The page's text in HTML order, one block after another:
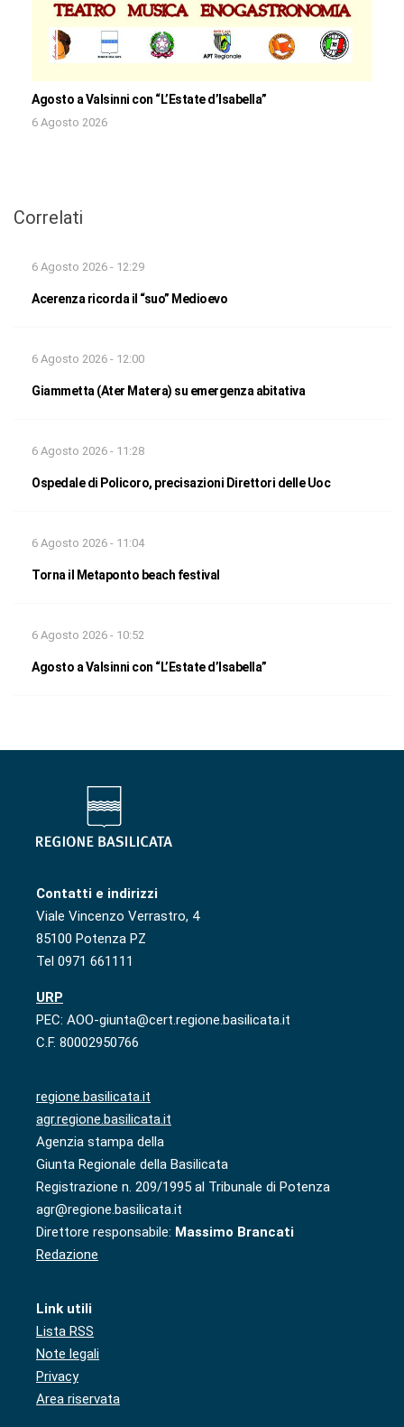
Agosto a Valsinni con “L’Estate d’Isabella”
6 Agosto 2026
Correlati
6 Agosto 2026 - 12:29
Acerenza ricorda il “suo” Medioevo
6 Agosto 2026 - 12:00
Giammetta (Ater Matera) su emergenza abitativa
6 Agosto 2026 - 11:28
Ospedale di Policoro, precisazioni Direttori delle Uoc
6 Agosto 2026 - 11:04
Torna il Metaponto beach festival
6 Agosto 2026 - 10:52
Agosto a Valsinni con “L’Estate d’Isabella”
Contatti e indirizzi
Viale Vincenzo Verrastro, 4
85100 Potenza PZ
Tel 0971 661111
URP
PEC: AOO-giunta@cert.regione.basilicata.it
C.F. 80002950766
regione.basilicata.it
agr.regione.basilicata.it
Agenzia stampa della
Giunta Regionale della Basilicata
Registrazione n. 209/1995 al Tribunale di Potenza
agr@regione.basilicata.it
Direttore responsabile: Massimo Brancati
Redazione
Link utili
Lista RSS
Note legali
Privacy
Area riservata